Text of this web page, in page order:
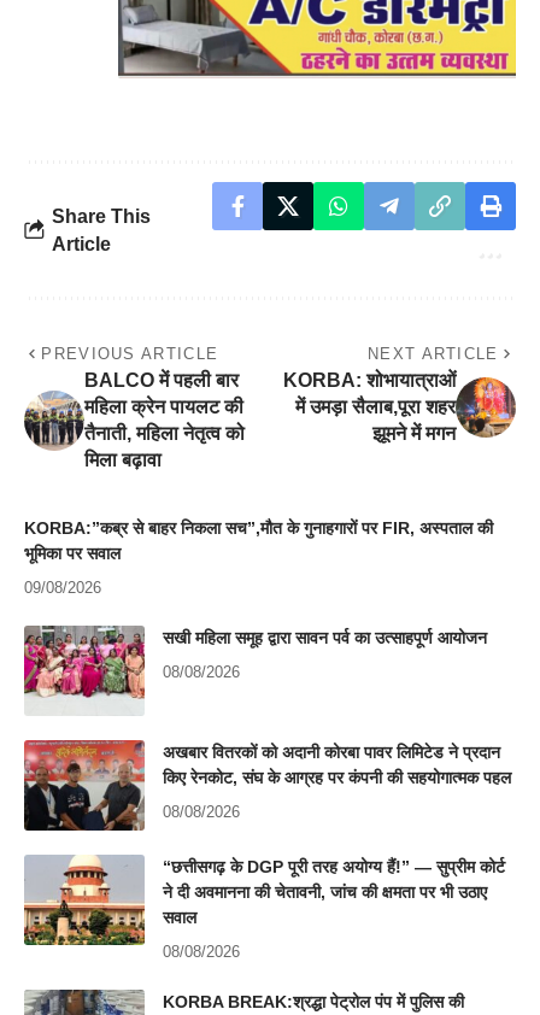
Share This
Article
PREVIOUS ARTICLE
BALCO में पहली बार
महिला क्रेन पायलट की
तैनाती, महिला नेतृत्व को
मिला बढ़ावा
NEXT ARTICLE
KORBA: शोभायात्राओं
में उमड़ा सैलाब,पूरा शहर
झूमने में मगन
KORBA:”कब्र से बाहर निकला सच”,मौत के गुनाहगारों पर FIR, अस्पताल की
भूमिका पर सवाल
09/08/2026
सखी महिला समूह द्वारा सावन पर्व का उत्साहपूर्ण आयोजन
08/08/2026
अखबार वितरकों को अदानी कोरबा पावर लिमिटेड ने प्रदान
किए रेनकोट, संघ के आग्रह पर कंपनी की सहयोगात्मक पहल
08/08/2026
“छत्तीसगढ़ के DGP पूरी तरह अयोग्य हैं!” — सुप्रीम कोर्ट
ने दी अवमानना की चेतावनी, जांच की क्षमता पर भी उठाए
सवाल
08/08/2026
KORBA BREAK:श्रद्धा पेट्रोल पंप में पुलिस की